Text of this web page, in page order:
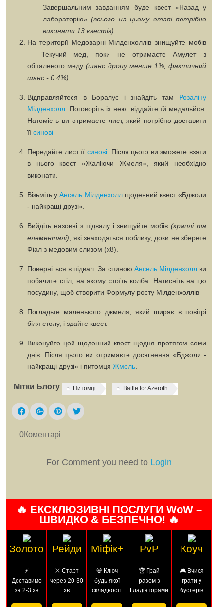
Завершальним завданням буде квест «Назад у
лабораторію» (всього на цьому етапі потрібно
виконати 13 квестів)
На територіїМедоварні Мілденхоллів знищуйте мобів
— Текучий мед , поки не отримаєтеАмулет з
обпаленого меду (шанс дропу менше 1%, фактичний
шанс - 0.4%)
Відправляйтеся вБоралусі знайдіть там Розаліну
Мілденхолл . Поговоріть із нею, віддайте їй медальйон.
Натомість ви отримаєте лист, який потрібно доставити
її синові
Передайте лист її синові. Після цього ви зможете взяти
в нього квест «Жаліючи Жмеля» , який необхідно
виконати.
Візьміть уАнсель Мілденхоллщоденний квест«Бджоли
- найкращі друзі»
Вийдіть назовні з підвалу і знищуйте мобів(краплі та
елементалі) , які знаходяться поблизу, доки не зберете
Фіал з медовим слизом (х8).
Поверніться в підвал. За спиною Ансель Мілденхоллви
побачите стіл, на якому стоїть колба. Натисніть на цю
посудину, щоб створити Формулу росту Мілденхоллів
Погладьте маленького джмеля, який ширяє в повітрі
біля столу, і здайте квест.
Виконуйте цей щоденний квест щодня протягом семи
днів. Після цього ви отримаєте досягнення «Бджоли -
найкращі друзі» і питомця​​​​​​​ Жмель
Мітки Блогу Питомці Battle for Azeroth
0Коментарі
For Comment you need to Login
🔥 ЕКСКЛЮЗИВНІ ПОСЛУГИ WoW –
ШВИДКО & БЕЗПЕЧНО! 🔥
Золото
⚡
Доставимо
за 2-3 хв
Рейди
⚔️ Старт
через 20-30
хв
Міфік+
💀 Ключ
будь-якої
складності
PvP
🏆 Грай
разом з
Гладіаторами
Коуч
🎮 Вчися
грати у
бустерів